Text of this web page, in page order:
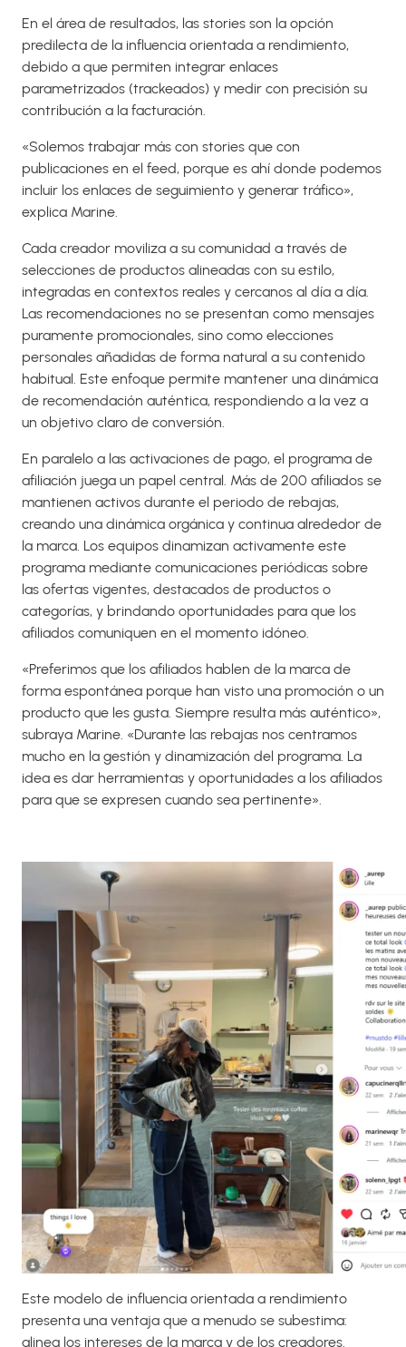
En el área de resultados, las stories son la opción
predilecta de la influencia orientada a rendimiento,
debido a que permiten integrar enlaces
parametrizados (trackeados) y medir con precisión su
contribución a la facturación.
«Solemos trabajar más con stories que con
publicaciones en el feed, porque es ahí donde podemos
incluir los enlaces de seguimiento y generar tráfico»,
explica Marine.
Cada creador moviliza a su comunidad a través de
selecciones de productos alineadas con su estilo,
integradas en contextos reales y cercanos al día a día.
Las recomendaciones no se presentan como mensajes
puramente promocionales, sino como elecciones
personales añadidas de forma natural a su contenido
habitual. Este enfoque permite mantener una dinámica
de recomendación auténtica, respondiendo a la vez a
un objetivo claro de conversión.
En paralelo a las activaciones de pago, el programa de
afiliación juega un papel central. Más de 200 afiliados se
mantienen activos durante el periodo de rebajas,
creando una dinámica orgánica y continua alrededor de
la marca. Los equipos dinamizan activamente este
programa mediante comunicaciones periódicas sobre
las ofertas vigentes, destacados de productos o
categorías, y brindando oportunidades para que los
afiliados comuniquen en el momento idóneo.
«Preferimos que los afiliados hablen de la marca de
forma espontánea porque han visto una promoción o un
producto que les gusta. Siempre resulta más auténtico»,
subraya Marine. «Durante las rebajas nos centramos
mucho en la gestión y dinamización del programa. La
idea es dar herramientas y oportunidades a los afiliados
para que se expresen cuando sea pertinente».
Este modelo de influencia orientada a rendimiento
presenta una ventaja que a menudo se subestima:
alinea los intereses de la marca y de los creadores.